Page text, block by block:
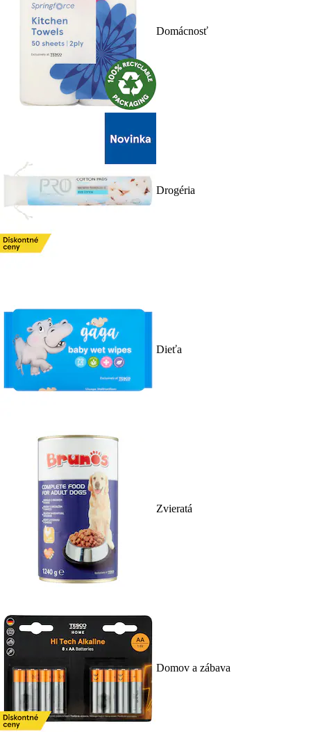
Domácnosť
Drogéria
Dieťa
Zvieratá
Domov a zábava